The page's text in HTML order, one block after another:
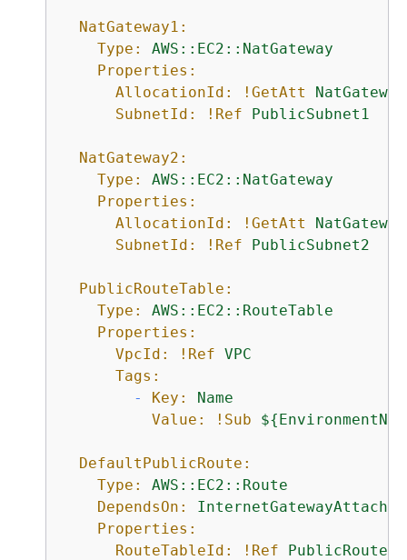
NatGateway1:
Type:
AWS::EC2::NatGateway
Properties:
AllocationId:
!GetAtt
SubnetId:
!Ref PublicSubnet1
NatGateway2:
Type:
AWS::EC2::NatGateway
Properties:
AllocationId:
!GetAtt
SubnetId:
!Ref PublicSubnet2
PublicRouteTable:
Type:
AWS::EC2::RouteTable
Properties:
VpcId:
!Ref VPC
Tags:
-
Key:
Name
Value:
!Sub ${
DefaultPublicRoute:
Type:
AWS::EC2::Route
DependsOn:
Properties:
RouteTableId:
!Ref